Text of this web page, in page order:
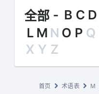
全部 - B C D
L M N O P Q
X Y Z
首页 术语表 M